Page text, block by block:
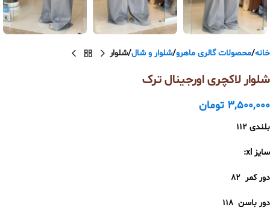
خانه محصولات گالری ماهرو شلوار و شال شلوار
شلوار لاکچری اورجینال ترک
3,500,000 تومان
بلندی 112
سایز xl:
دور کمر 82
دور باسن 118